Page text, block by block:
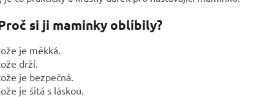
si ji maminky oblíbily?
je měkká.
drží.
je bezpečná.
je šitá s láskou.